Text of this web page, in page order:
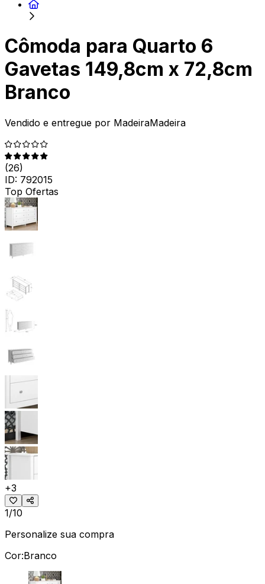
Cômoda para Quarto 6
Gavetas 149,8cm x 72,8cm
Branco
Vendido e entregue por MadeiraMadeira
(26)
ID: 792015
Top Ofertas
+3
1/10
Personalize sua compra
Cor:Branco